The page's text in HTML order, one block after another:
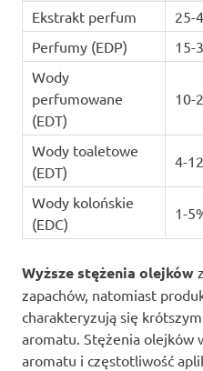
Ekstrakt perfum
25-
Perfumy (EDP)
15-
Wody
perfumowane
(EDT)
10-
Wody toaletowe
(EDT)
4-
Wody kolońskie
(EDC)
1-
Wyższe stężenia olejków
zapachów, natomiast
charakteryzują się
aromatu. Stężenia olejków
aromatu i częstotliwość